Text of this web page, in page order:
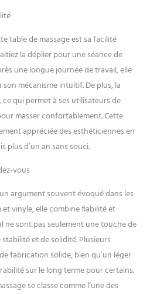
massage pliante est la
hauteur, avec un appuie-
tête multifonction
ergonomique et un
accoudoir confortable, elle
assure un ajustement parfait
pour chaque client. La cavité
pour le visage amovible
ajoute une touche de
confort supplémentaire,
faisant de chaque séance de
une véritable invitation à la
détente. SIMPLICITÉ ET
RAPIDITÉ D'USAGE: Notre
table massage pliante
professionnelle se plie
rapidement, vous
permettant un rangement
peu encombrant et un
transport aisé avec sa
housse de transport incluse.
table de massage est sa facilité
la déplier pour une séance de
une longue journée de travail, elle
mécanisme intuitif. De plus, la
qui permet à ses utilisateurs de
masser confortablement. Cette
appréciée des esthéticiennes en
plus d’un an sans souci.
vous
argument souvent évoqué dans les
vinyle, elle combine fiabilité et
ne sont pas seulement une touche de
et de solidité. Plusieurs
fabrication solide, bien qu’un léger
sur le long terme pour certains.
se classe comme l’une des